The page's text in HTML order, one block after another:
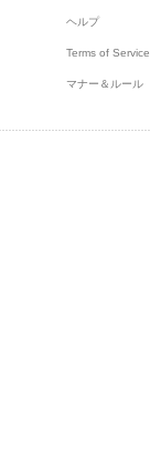
ヘルプ
Terms of Service
マナー＆ルール